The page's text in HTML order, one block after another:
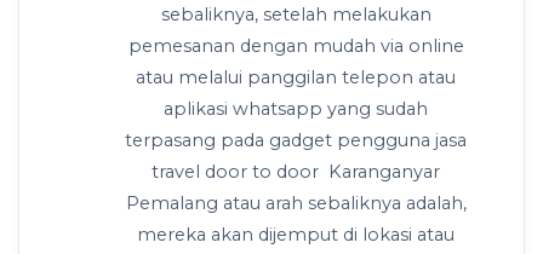
sebaliknya, setelah melakukan
pemesanan dengan mudah via online
atau melalui panggilan telepon atau
aplikasi whatsapp yang sudah
terpasang pada gadget pengguna jasa
travel door to door Karanganyar
Pemalang atau arah sebaliknya adalah,
mereka akan dijemput di lokasi atau